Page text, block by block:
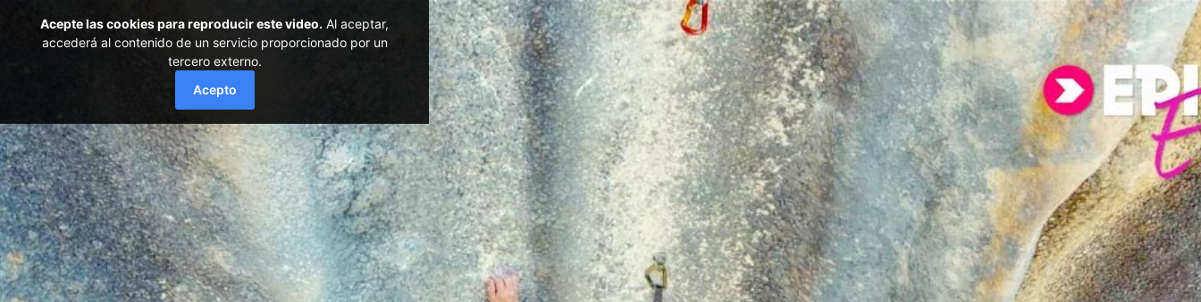
Acepte las cookies para reproducir este video. Al aceptar,
accederá al contenido de un servicio proporcionado por un
tercero externo.
Acepto